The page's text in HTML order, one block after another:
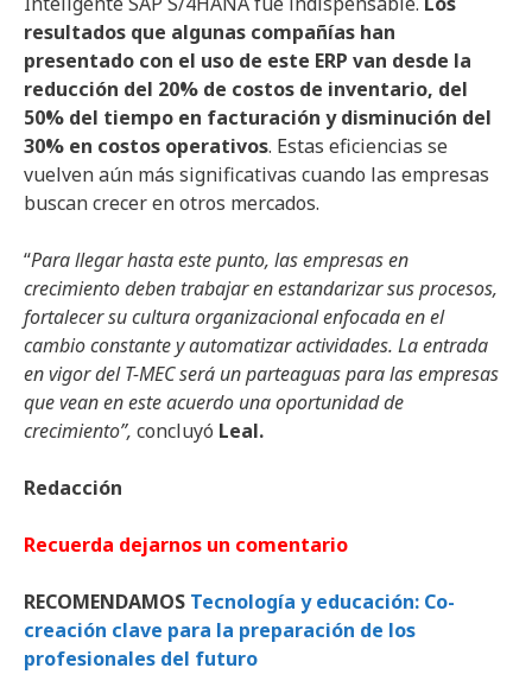
resultados que algunas compañías han
presentado con el uso de este ERP van desde la
reducción del 20% de costos de inventario, del
50% del tiempo en facturación y disminución del
30% en costos operativos. Estas eficiencias se
vuelven aún más significativas cuando las empresas
buscan crecer en otros mercados.
“Para llegar hasta este punto, las empresas en
crecimiento deben trabajar en estandarizar sus procesos,
fortalecer su cultura organizacional enfocada en el
cambio constante y automatizar actividades. La entrada
en vigor del T-MEC será un parteaguas para las empresas
que vean en este acuerdo una oportunidad de
crecimiento”, concluyó Leal.
Redacción
Recuerda dejarnos un comentario
RECOMENDAMOS Tecnología y educación: Co-
creación clave para la preparación de los
profesionales del futuro